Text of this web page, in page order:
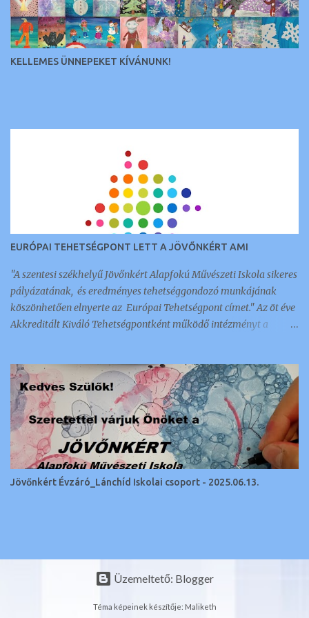
e
k
KELLEMES ÜNNEPEKET KÍVÁNUNK!
EURÓPAI TEHETSÉGPONT LETT A JÖVŐNKÉRT AMI
"A szentesi székhelyű Jövőnkért Alapfokú Művészeti Iskola sikeres
pályázatának, és eredményes tehetséggondozó munkájának
köszönhetően elnyerte az Európai Tehetségpont címet." Az öt éve
Akkreditált Kiváló Tehetségpontként működő intézményt a
rendelkezik a kontinensen. Az a tehetséggondozó szervezet lehet
Európai Tehetségpont: aki rendelkezik a tehetségek fejlesztésével
kapcsolatos stratégiával, és legalább egyéves gyakorlattal a terv
megvalósítása terén; kész megosztani az információkat a
tehetséggondozási gyakorlatairól és egyéb tehetséggel
kapcsolatos ügyekről más Európai Tehetségpontokkal és Európai
Tehetségközpontokkal; kész együttműködni más Európai
Tehetségpontokkal, ideértve a közös programokban való
Jövőnkért Évzáró_Lánchíd Iskolai csoport - 2025.06.13.
Üzemeltető: Blogger
Téma képeinek készítője: Maliketh